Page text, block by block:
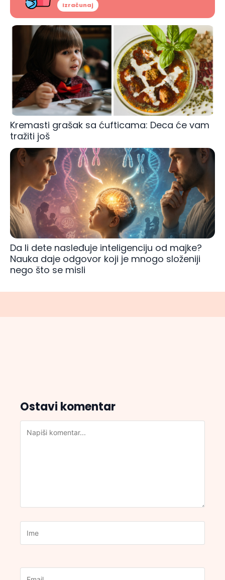
Izračunaj
Kremasti grašak sa ćufticama: Deca će vam
tražiti još
Da li dete nasleđuje inteligenciju od majke?
Nauka daje odgovor koji je mnogo složeniji
nego što se misli
Ostavi komentar